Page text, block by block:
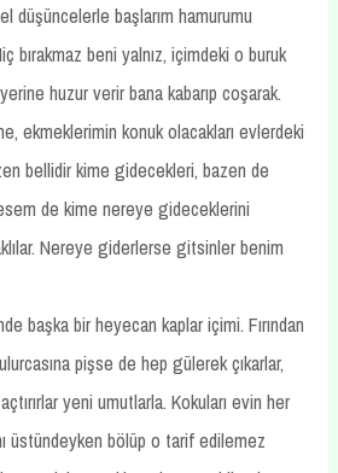
düşüncelerle başlarım hamurumu
bırakmaz beni yalnız, içimdeki o buruk
huzur verir bana kabarıp coşarak.
ekmeklerimin konuk olacakları evlerdeki
bellidir kime gidecekleri, bazen de
de kime nereye gideceklerini
Nereye giderlerse gitsinler benim
başka bir heyecan kaplar içimi. Fırından
pişse de hep gülerek çıkarlar,
yeni umutlarla. Kokuları evin her
üstündeyken bölüp o tarif edilemez